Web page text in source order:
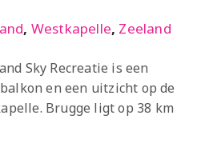
, Westkapelle, Zeeland
Sky Recreatie is een
en een uitzicht op de
Brugge ligt op 38 km